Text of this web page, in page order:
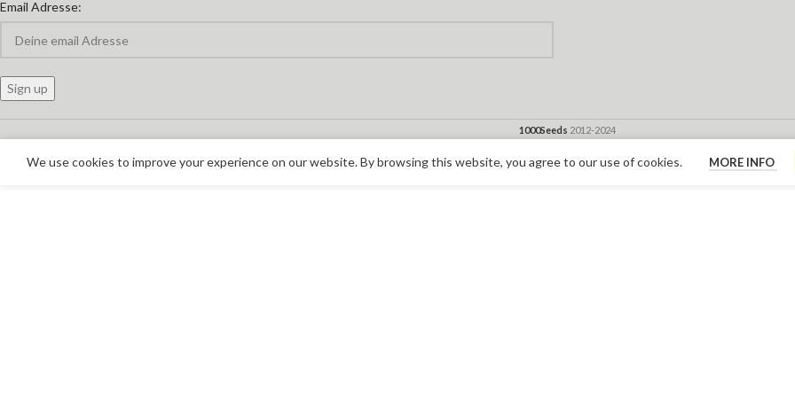
Email Adresse:
1000Seeds 2012-2024
We use cookies to improve your experience on our website. By browsing this website, you agree to our use of cookies. MORE INFO